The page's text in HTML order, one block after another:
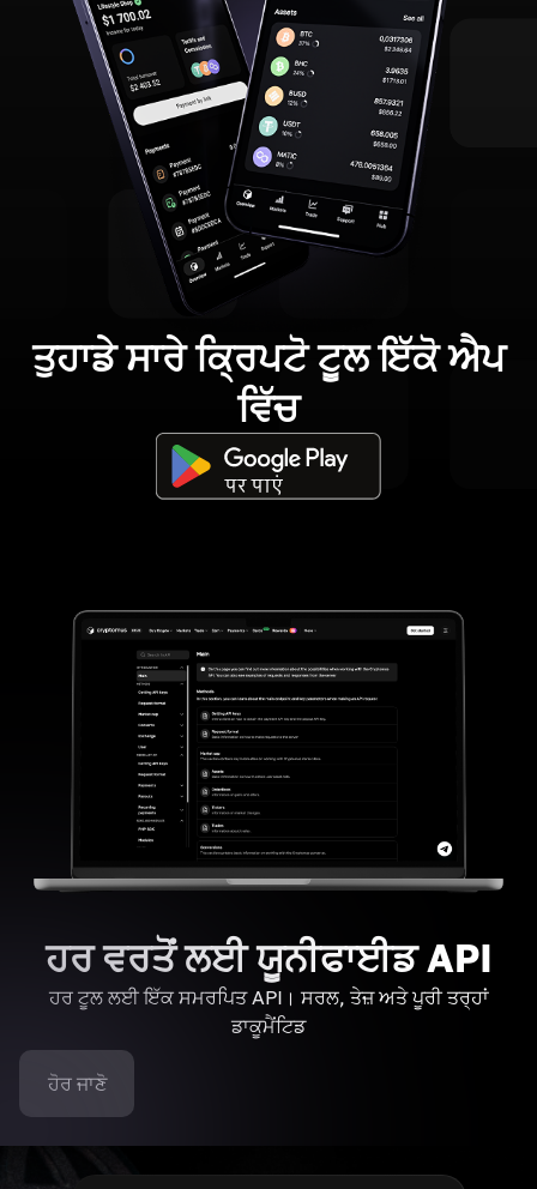
ਤੁਹਾਡੇ ਸਾਰੇ ਕ੍ਰਿਪਟੋ ਟੂਲ ਇੱਕੋ ਐਪ
ਵਿੱਚ
ਹਰ ਵਰਤੋਂ ਲਈ ਯੂਨੀਫਾਈਡ API
ਹਰ ਟੂਲ ਲਈ ਇੱਕ ਸਮਰਪਿਤ API। ਸਰਲ, ਤੇਜ਼ ਅਤੇ ਪੂਰੀ ਤਰ੍ਹਾਂ
ਡਾਕੂਮੈਂਟਿਡ
ਹੋਰ ਜਾਣੋ